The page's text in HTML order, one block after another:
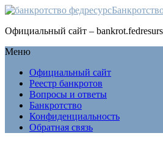
Официальный сайт –
Меню
Официальный сайт
Реестр банкротов
Вопросы и ответы
Банкротство
Конфиденциальность
Обратная связь